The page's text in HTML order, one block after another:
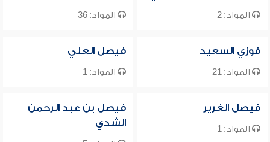
المواد: 2 المواد: 36
فوزي السعيد
المواد: 21
فيصل العلي
المواد: 1
فيصل الغرير
المواد: 1
فيصل بن عبد الرحمن
الشدي